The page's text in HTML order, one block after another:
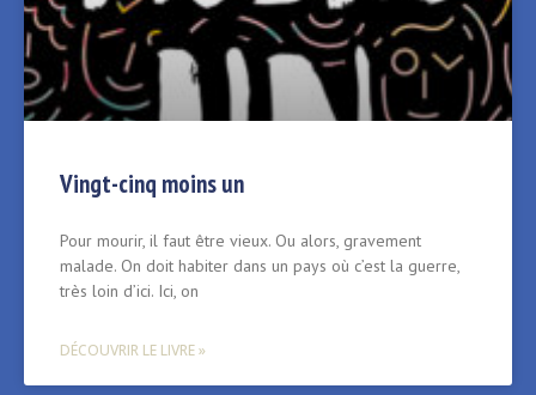
Vingt-cinq moins un
Pour mourir, il faut être vieux. Ou alors, gravement
malade. On doit habiter dans un pays où c’est la guerre,
très loin d’ici. Ici, on
DÉCOUVRIR LE LIVRE »